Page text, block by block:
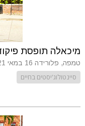
מיכאלה תופסת
טמפה, פלורידה 16 במאי 2021
סיינטולוג'יסטים בחיים